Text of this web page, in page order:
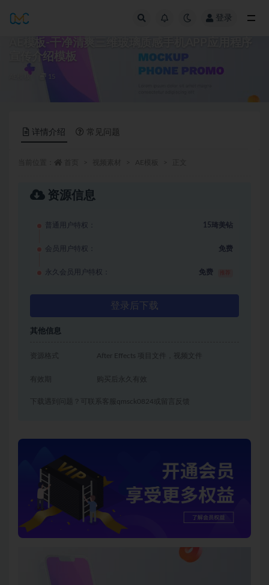
登录
AE模板-干净清爽三维玻璃质感手机APP应用程序
宣传介绍模板
AE模板 15
详情介绍 常见问题
资源信息
普通用户特权： 15琦美钻
会员用户特权： 免费
永久会员用户特权： 免费
登录后下载
其他信息
资源格式 After Effects 项目文件，视频文件
有效期 购买后永久有效
下载遇到问题？可联系客服qmsck0824或留言反馈